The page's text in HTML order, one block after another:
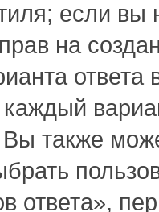
если
на
ответа
Вы также
ответа»,